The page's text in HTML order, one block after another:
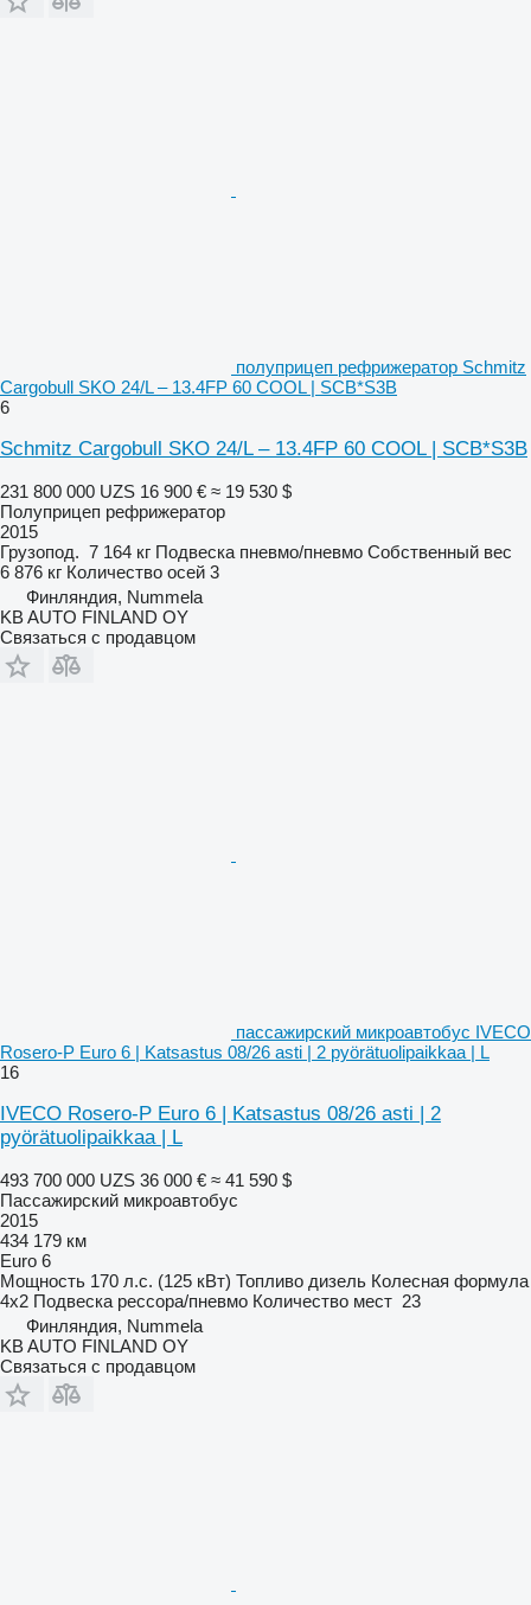
полуприцеп рефрижератор Schmitz
Cargobull SKO 24/L – 13.4FP 60 COOL | SCB*S3B
6
Schmitz Cargobull SKO 24/L – 13.4FP 60 COOL | SCB*S3B
231 800 000 UZS 16 900 € ≈ 19 530 $
Полуприцеп рефрижератор
2015
Грузопод. 7 164 кг Подвеска пневмо/пневмо Собственный вес
6 876 кг Количество осей 3
Финляндия, Nummela
KB AUTO FINLAND OY
Связаться с продавцом
пассажирский микроавтобус IVECO
Rosero-P Euro 6 | Katsastus 08/26 asti | 2 pyörätuolipaikkaa | L
16
IVECO Rosero-P Euro 6 | Katsastus 08/26 asti | 2
pyörätuolipaikkaa | L
493 700 000 UZS 36 000 € ≈ 41 590 $
Пассажирский микроавтобус
2015
434 179 км
Euro 6
Мощность 170 л.с. (125 кВт) Топливо дизель Колесная формула
4x2 Подвеска рессора/пневмо Количество мест 23
Финляндия, Nummela
KB AUTO FINLAND OY
Связаться с продавцом